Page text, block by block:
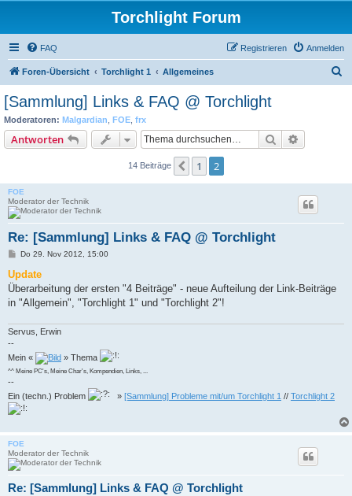
Torchlight Forum
FAQ Anmelden
Registrieren
Foren-Übersicht Torchlight 1 Allgemeines
[Sammlung] Links & FAQ @ Torchlight
Moderatoren: Malgardian FOE frx
Antworten Suche
14 Beiträge Vorherige
1 2
FOE
Moderator der Technik
Re: [Sammlung] Links & FAQ @ Torchlight
B
i
t
r
a
Do 29. Nov 2012, 15:00
Update
Überarbeitung der ersten "4 Beiträge" - neue Aufteilung der Link-Beiträge
in "Allgemein", "Torchlight 1" und "Torchlight 2"!
Servus, Erwin
--
Mein «
» Thema
^^ Meine PC's, Meine Char's, Kompendien, Links, ...
--
Ein (techn.) Problem
» [Sammlung] Probleme mit/um Torchlight 1 // Torchlight 2
FOE
Moderator der Technik
Re: [Sammlung] Links & FAQ @ Torchlight